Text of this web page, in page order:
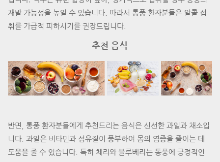
재발 가능성을 높일 수 있습니다. 따라서 통풍 환자분들은 알콜 섭
취를 가급적 피하시기를 권장드립니다.
추천 음식
반면, 통풍 환자분들에게 추천드리는 음식은 신선한 과일과 채소입
니다. 과일은 비타민과 섬유질이 풍부하여 몸의 염증을 줄이는 데
도움을 줄 수 있습니다. 특히 체리와 블루베리는 통풍에 긍정적인